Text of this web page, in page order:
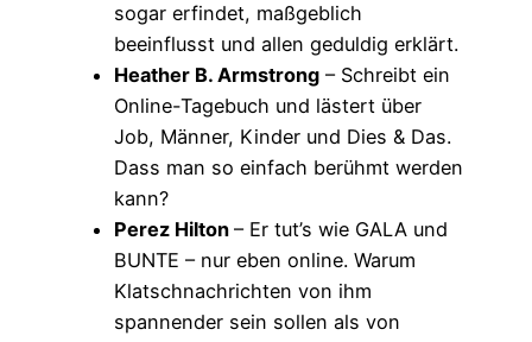
sogar erfindet, maßgeblich
beeinflusst und allen geduldig erklärt.
Heather B. Armstrong – Schreibt ein
Online-Tagebuch und lästert über
Job, Männer, Kinder und Dies & Das.
Dass man so einfach berühmt werden
kann?
Perez Hilton – Er tut’s wie GALA und
BUNTE – nur eben online. Warum
Klatschnachrichten von ihm
spannender sein sollen als von